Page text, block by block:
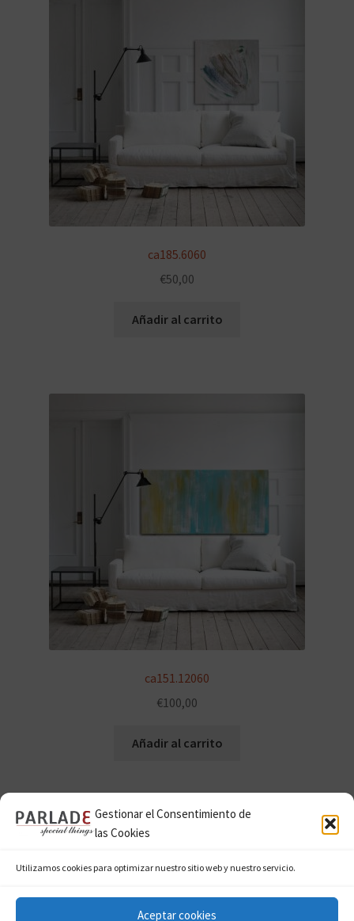
Gestionar el Consentimiento de
las Cookies
Utilizamos cookies para optimizar nuestro sitio web y nuestro servicio.
Aceptar cookies
ca185.6060
€50,00
Añadir al carrito
ca151.12060
€100,00
Añadir al carrito
© Parladé Special Things 2026